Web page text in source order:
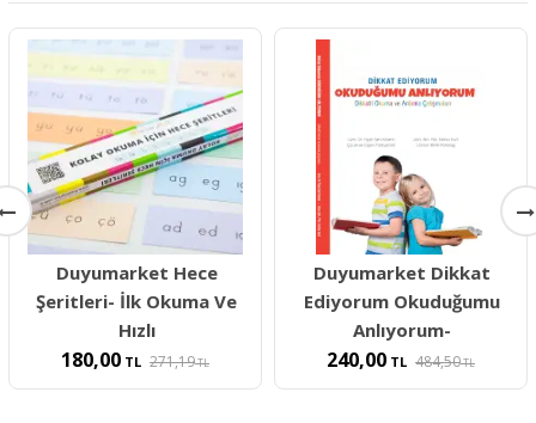
Duyumarket Hece
Şeritleri- İlk Okuma Ve
Hızlı
180,00 TL 271,19TL
Duyumarket Dikkat
Ediyorum Okuduğumu
Anlıyorum-
240,00 TL 484,50TL